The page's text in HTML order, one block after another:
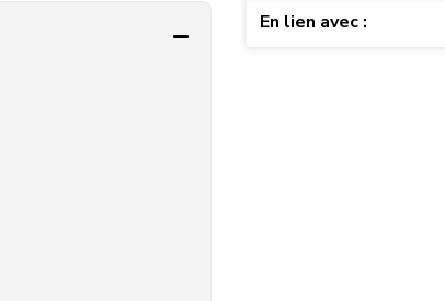
En lien avec :